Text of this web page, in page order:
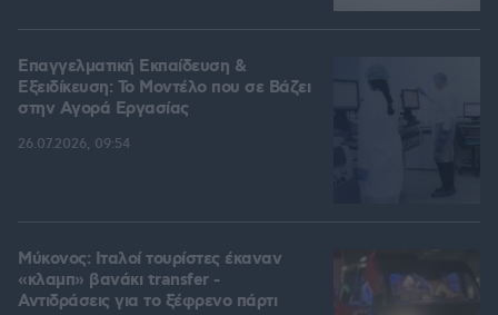
Επαγγελματική Εκπαίδευση &
Εξειδίκευση: Το Mοντέλο που σε Bάζει
στην Aγορά Eργασίας
26.07.2026, 09:54
Μύκονος: Ιταλοί τουρίστες έκαναν
«κλαμπ» βανάκι transfer -
Αντιδράσεις για το ξέφρενο πάρτι